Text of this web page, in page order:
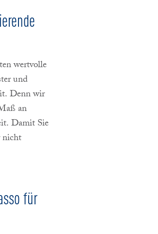
wertvolle
und
Denn wir
an
Damit Sie
nicht
für